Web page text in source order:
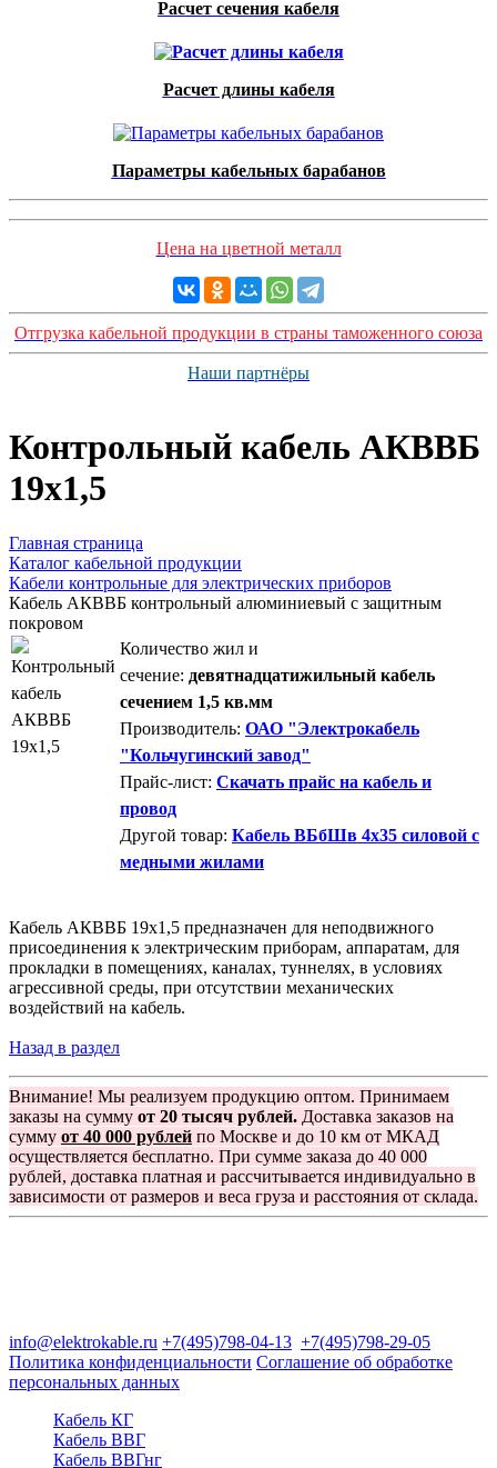
Расчет сечения кабеля
Расчет длины кабеля
Параметры кабельных барабанов
Цена на цветной металл
Отгрузка кабельной продукции в страны таможенного союза
Наши партнёры
Контрольный кабель АКВВБ
19х1,5
Главная страница
Каталог кабельной продукции
Кабели контрольные для электрических приборов
Кабель АКВВБ контрольный алюминиевый с защитным
покровом
Количество жил и
сечение: девятнадцатижильный кабель
сечением 1,5 кв.мм
Производитель: ОАО "Электрокабель
"Кольчугинский завод"
Прайс-лист: Скачать прайс на кабель и
провод
Другой товар: Кабель ВБбШв 4х35 силовой с
медными жилами
Кабель АКВВБ 19х1,5 предназначен для неподвижного
присоединения к электрическим приборам, аппаратам, для
прокладки в помещениях, каналах, туннелях, в условиях
агрессивной среды, при отсутствии механических
воздействий на кабель.
Назад в раздел
Внимание! Мы реализуем продукцию оптом. Принимаем
заказы на сумму от 20 тысяч рублей. Доставка заказов на
сумму от 40 000 рублей по Москве и до 10 км от МКАД
осуществляется бесплатно. При сумме заказа до 40 000
рублей, доставка платная и рассчитывается индивидуально в
зависимости от размеров и веса груза и расстояния от склада.
info@elektrokable.ru +7(495)798-04-13 +7(495)798-29-05
Политика конфиденциальности Соглашение об обработке
персональных данных
Кабель КГ
Кабель ВВГ
Кабель ВВГнг